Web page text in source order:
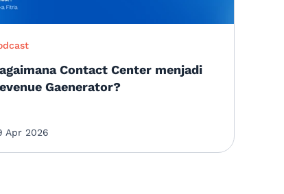
Contact Center menjadi
Gaenerator?
Apr 2026